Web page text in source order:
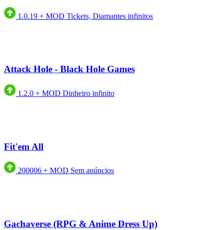
1.0.19 + MOD Tickets, Diamantes infinitos
Attack Hole - Black Hole Games
1.2.0 + MOD Dinheiro infinito
Fit'em All
200006 + MOD Sem anúncios
Gachaverse (RPG & Anime Dress Up)